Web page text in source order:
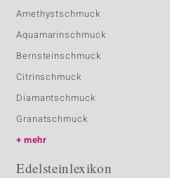
Amethystschmuck
Aquamarinschmuck
Bernsteinschmuck
Citrinschmuck
Diamantschmuck
Granatschmuck
mehr
Edelsteinlexikon